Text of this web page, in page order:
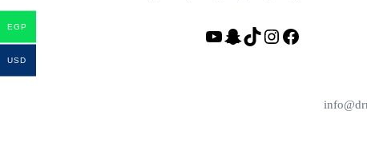
فيسبوك
إنستجرام
تيك سناب
EGP
USD